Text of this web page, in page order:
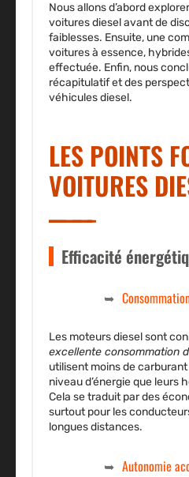
Nous allons d’abord
voitures diesel avant de
faiblesses. Ensuite, une
voitures à essence,
effectuée. Enfin, nous
récapitulatif et des
véhicules diesel.
LES POINTS
VOITURES
Efficacité
Les moteurs diesel sont
excellente consommation
utilisent moins de
niveau d’énergie que leurs
Cela se traduit par des
surtout pour les
longues distances.
Autonomie